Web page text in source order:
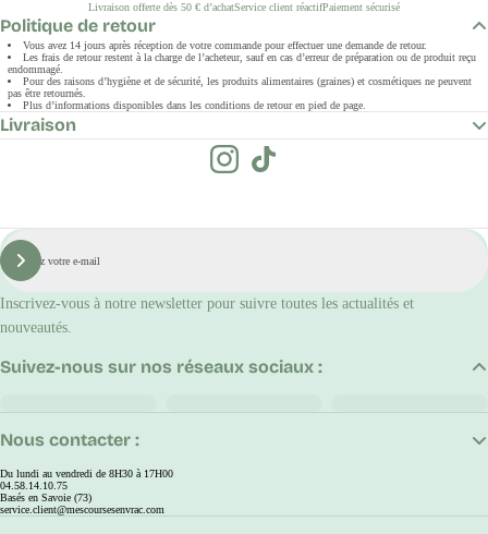
Livraison offerte dès 50 € d’achatService client réactifPaiement sécurisé
Politique de retour
Vous avez 14 jours après réception de votre commande pour effectuer une demande de retour.
Les frais de retour restent à la charge de l’acheteur, sauf en cas d’erreur de préparation ou de produit reçu
endommagé.
Pour des raisons d’hygiène et de sécurité, les produits alimentaires (graines) et cosmétiques ne peuvent
pas être retournés.
Plus d’informations disponibles dans les conditions de retour en pied de page.
Livraison
E-
mail
S'inscrire
Inscrivez-vous à notre newsletter pour suivre toutes les actualités et
nouveautés.
Nous contacter :
Du lundi au vendredi de 8H30 à 17H00
04.58.14.10.75
Basés en Savoie (73)
service.client@mescoursesenvrac.com
Suivez-nous sur nos réseaux sociaux :